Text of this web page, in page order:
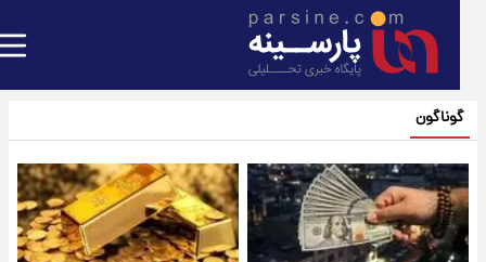
گوناگون